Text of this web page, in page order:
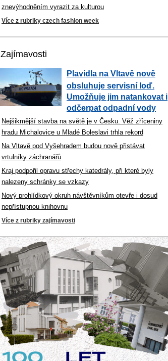
znevýhodněním vyrazit za kulturou
Více z rubriky czech fashion week
Zajímavosti
Plavidla na Vltavě nově
obsluhuje servisní loď.
Umožňuje jim natankovat i
odčerpat odpadní vody
Nejšikmější stavba na světě je v Česku. Věž zříceniny
hradu Michalovice u Mladé Boleslavi trhla rekord
Na Vltavě pod Vyšehradem budou nově přistávat
vrtulníky záchranářů
Kraj podpořil opravu střechy katedrály, při které byly
nalezeny schránky se vzkazy
Nový prohlídkový okruh návštěvníkům otevře i dosud
nepřístupnou knihovnu
Více z rubriky zajímavosti